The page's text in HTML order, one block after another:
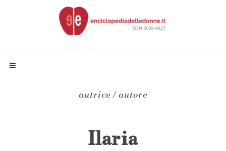
autrice / autore
Ilaria